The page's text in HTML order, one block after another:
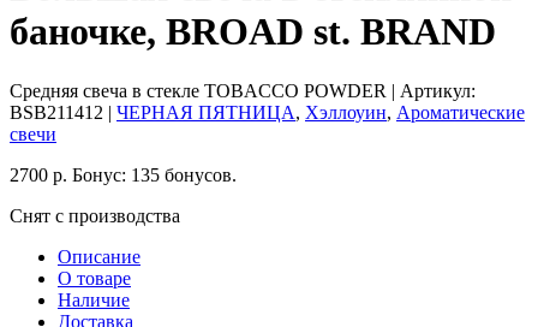
баночке, BROAD st. BRAND
Средняя свеча в стекле TOBACCO POWDER | Артикул:
BSB211412 | ЧЕРНАЯ ПЯТНИЦА, Хэллоуин, Ароматические
свечи
2700 р. Бонус: 135 бонусов.
Снят с производства
Описание
О товаре
Наличие
Доставка